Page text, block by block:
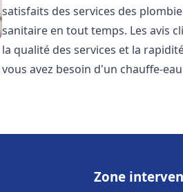
satisfaits des services des
sanitaire en tout temps. Les avis
la qualité des services et la
vous avez besoin d'un chauffe-
Zone